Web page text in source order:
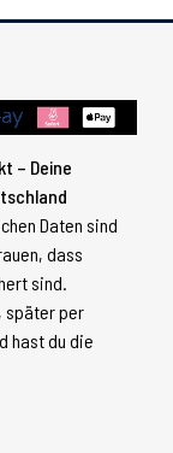
– Deine
Daten sind
dass
sind.
später per
hast du die